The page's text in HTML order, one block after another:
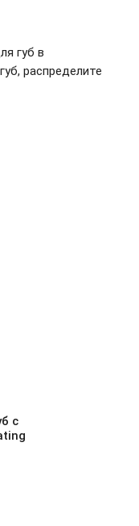
губ в
распределите
с